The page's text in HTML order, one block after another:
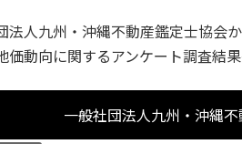
新
日
:
法人九州・沖縄不動産鑑定士協会
価動向に関するアンケート調査結果
一般社団法人九州・沖縄